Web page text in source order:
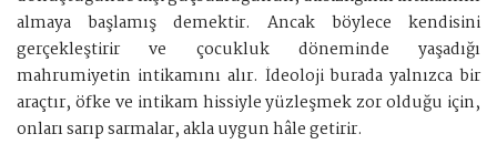
almaya başlamış demektir. Ancak böylece kendisini
gerçekleştirir ve çocukluk döneminde yaşadığı
mahrumiyetin intikamını alır. İdeoloji burada yalnızca bir
araçtır, öfke ve intikam hissiyle yüzleşmek zor olduğu için,
onları sarıp sarmalar, akla uygun hâle getirir.